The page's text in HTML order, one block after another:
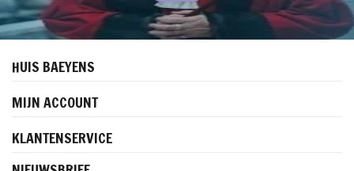
HUIS BAEYENS
MIJN ACCOUNT
KLANTENSERVICE